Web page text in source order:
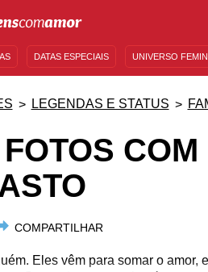
DATAS ESPECIAIS UNIVERSO
LEGENDAS E STATUS
COM
COMPARTILHAR
Eles vêm para somar o amor,